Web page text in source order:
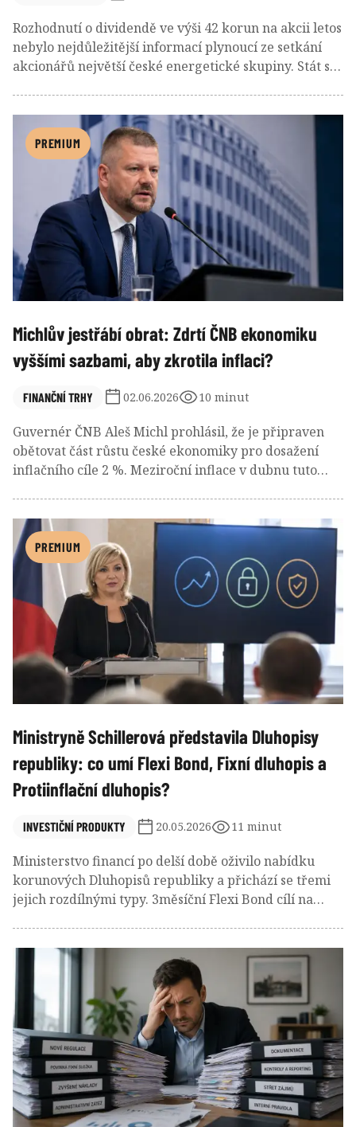
Rozhodnutí o dividendě ve výši 42 korun na akcii letos
nebylo nejdůležitější informací plynoucí ze setkání
akcionářů největší české energetické skupiny. Stát se
tomu realizoval první kroky.
PREMIUM
Michlův jestřábí obrat: Zdrtí ČNB ekonomiku
vyššími sazbami, aby zkrotila inflaci?
FINANČNÍ TRHY 02.06.2026 10 minut
Guvernér ČNB Aleš Michl prohlásil, že je připraven
obětovat část růstu české ekonomiky pro dosažení
inflačního cíle 2 %. Meziroční inflace v dubnu tuto
vnější ropný šok z konfliktu mezi USA a Íránem, tak
domácí faktory v podobě vytrvalého růstu reálných
mezd a uvolněné rozpočtové politiky nové vlády
premiéra Andreje Babiše. Chystá se ČNB skutečně
letos zvýšit základní úrokovou sazbu na 3,75 % či
dokonce 4,00 % a riskovat tím útlum ekonomiky i
zhoršení vztahů s vládou?
PREMIUM
Ministryně Schillerová představila Dluhopisy
republiky: co umí Flexi Bond, Fixní dluhopis a
Protiinflační dluhopis?
INVESTIČNÍ PRODUKTY 20.05.2026 11 minut
Ministerstvo financí po delší době oživilo nabídku
korunových Dluhopisů republiky a přichází se třemi
jejich rozdílnými typy. 3měsíční Flexi Bond cílí na
dluhopis chrání kupní sílu vložených úspor. Všechny
mají na rozdíl od vkladových účtů osvobozeny
úrokové výnosy od daně z příjmů. Jejich relativní
atraktivnost závisí na budoucím vývoji korunových
úrokových sazeb a tuzemské inflace.